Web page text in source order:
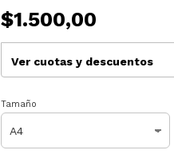
$1.500,00
Ver cuotas y descuentos
Tamaño